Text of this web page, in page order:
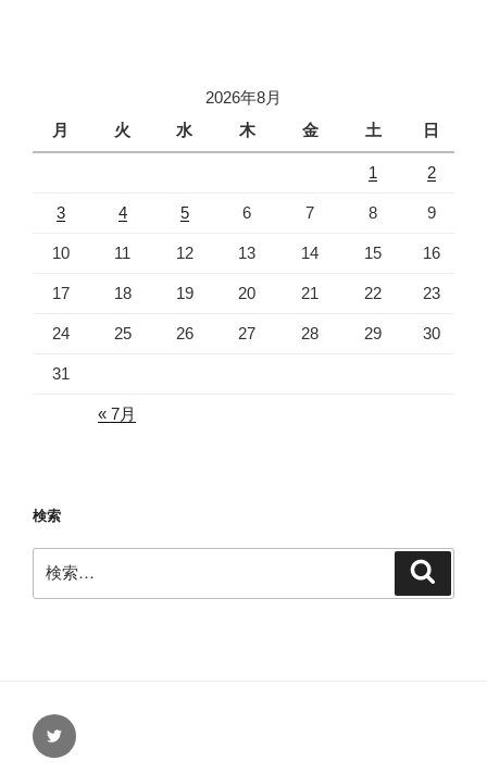
2026年8月
月
火 水 木 金 土 日
1 2
3 4 5 6 7 8 9
10 11 12 13 14 15 16
17 18 19 20 21 22 23
24 25 26 27 28 29 30
31
« 7月
検索
索:
Twitter